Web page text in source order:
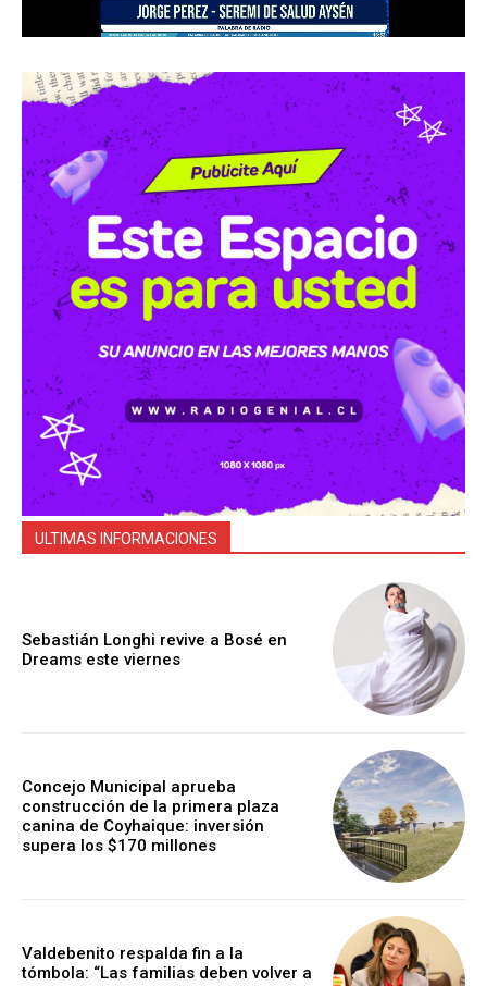
ULTIMAS INFORMACIONES
Sebastián Longhi revive a Bosé en
Dreams este viernes
Concejo Municipal aprueba
construcción de la primera plaza
canina de Coyhaique: inversión
supera los $170 millones
Valdebenito respalda fin a la
tómbola: “Las familias deben volver a